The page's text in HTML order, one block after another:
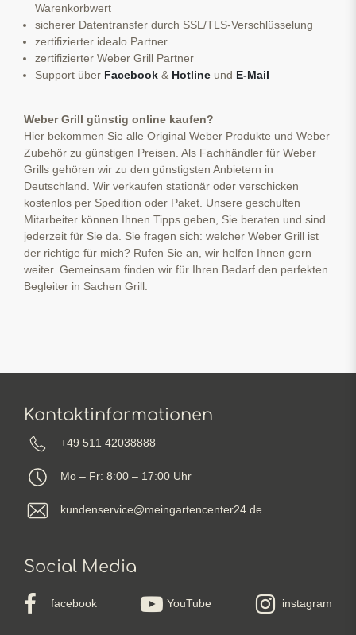
Warenkorbwert
sicherer Datentransfer durch SSL/TLS-Verschlüsselung
zertifizierter idealo Partner
zertifizierter Weber Grill Partner
Support über Facebook & Hotline und E-Mail
Weber Grill günstig online kaufen?
Hier bekommen Sie alle Original Weber Produkte und Weber
Zubehör zu günstigen Preisen. Als Fachhändler für Weber
Grills gehören wir zu den günstigsten Anbietern in
Deutschland. Wir verkaufen stationär oder verschicken
kostenlos per Spedition oder Paket. Unsere geschulten
Mitarbeiter können Ihnen Tipps geben, Sie beraten und sind
jederzeit für Sie da. Sie fragen sich: welcher Weber Grill ist
der richtige für mich? Rufen Sie an, wir helfen Ihnen gern
weiter. Gemeinsam finden wir für Ihren Bedarf den perfekten
Begleiter in Sachen Grill.
Kontaktinformationen
+49 511 42038888
Mo – Fr: 8:00 – 17:00 Uhr
kundenservice@meingartencenter24.de
Social Media
facebook YouTube instagram